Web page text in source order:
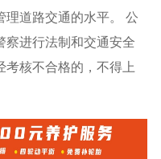
理道路交通的水平。 公
察进行法制和交通安全
考核不合格的，不得上